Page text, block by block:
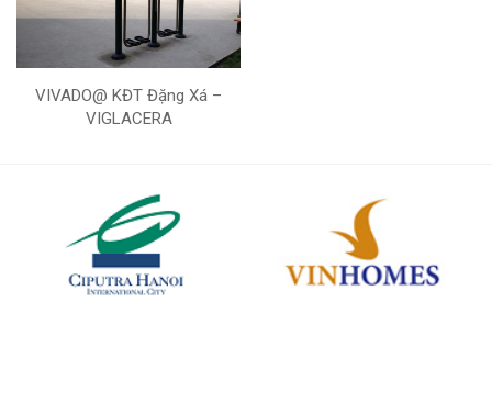
VIVADO@ KĐT Đặng Xá –
VIGLACERA